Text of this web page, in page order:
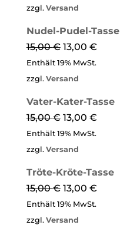
zzgl. Versand
Nudel-Pudel-Tasse
15,00€ 13,00 €
Enthält 19% MwSt.
zzgl. Versand
Vater-Kater-Tasse
15,00€ 13,00 €
Enthält 19% MwSt.
zzgl. Versand
Tröte-Kröte-Tasse
15,00€ 13,00 €
Enthält 19% MwSt.
zzgl. Versand